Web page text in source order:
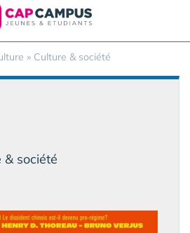
» Culture & société
& société